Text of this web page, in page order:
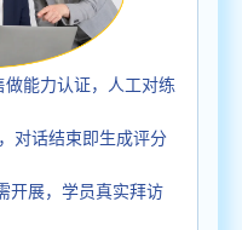
能力认证，人工对练
对话结束即生成评分
开展，学员真实拜访